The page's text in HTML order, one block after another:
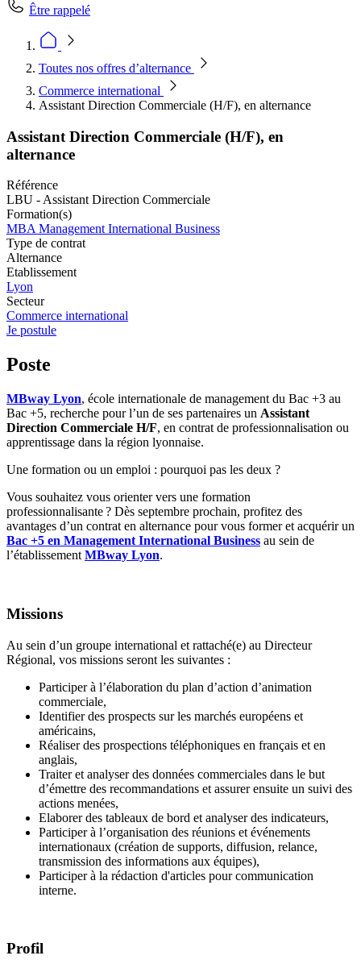
Être rappelé
Toutes nos offres d’alternance
Commerce international
Assistant Direction Commerciale (H/F), en alternance
Assistant Direction Commerciale (H/F), en
alternance
Référence
LBU - Assistant Direction Commerciale
Formation(s)
MBA Management International Business
Type de contrat
Alternance
Etablissement
Lyon
Secteur
Commerce international
Je postule
Poste
MBway Lyon, école internationale de management du Bac +3 au
Bac +5, recherche pour l’un de ses partenaires un Assistant
Direction Commerciale H/F, en contrat de professionnalisation ou
apprentissage dans la région lyonnaise.
Une formation ou un emploi : pourquoi pas les deux ?
Vous souhaitez vous orienter vers une formation
professionnalisante ? Dès septembre prochain, profitez des
avantages d’un contrat en alternance pour vous former et acquérir un
Bac +5 en Management International Business au sein de
l’établissement MBway Lyon.
Missions
Au sein d’un groupe international et rattaché(e) au Directeur
Régional, vos missions seront les suivantes :
Participer à l’élaboration du plan d’action d’animation
commerciale,
Identifier des prospects sur les marchés européens et
américains,
Réaliser des prospections téléphoniques en français et en
anglais,
Traiter et analyser des données commerciales dans le but
d’émettre des recommandations et assurer ensuite un suivi des
actions menées,
Elaborer des tableaux de bord et analyser des indicateurs,
Participer à l’organisation des réunions et événements
internationaux (création de supports, diffusion, relance,
transmission des informations aux équipes),
Participer à la rédaction d'articles pour communication
interne.
Profil